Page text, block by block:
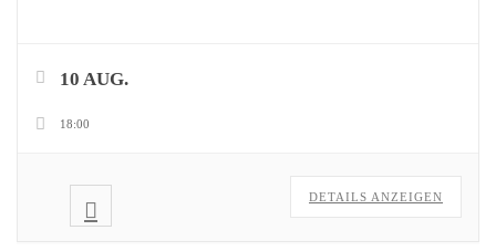
10 AUG.
18:00
DETAILS ANZEIGEN